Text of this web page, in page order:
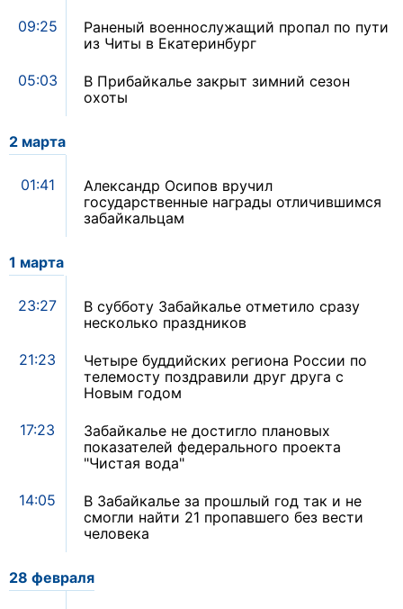
09:25
Раненый военнослужащий пропал по пути
из Читы в Екатеринбург
05:03
В Прибайкалье закрыт зимний сезон
охоты
2 марта
01:41
Александр Осипов вручил
государственные награды отличившимся
забайкальцам
1 марта
23:27
В субботу Забайкалье отметило сразу
несколько праздников
21:23
Четыре буддийских региона России по
телемосту поздравили друг друга с
Новым годом
17:23
Забайкалье не достигло плановых
показателей федерального проекта
"Чистая вода"
14:05
В Забайкалье за прошлый год так и не
смогли найти 21 пропавшего без вести
человека
28 февраля